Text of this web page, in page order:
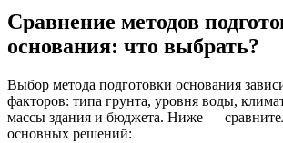
Сравнение методов
основания: что выбрать?
Выбор метода подготовки основания
факторов: типа грунта, уровня воды,
массы здания и бюджета. Ниже —
основных решений: